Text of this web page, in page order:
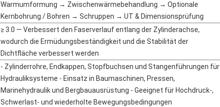
Warmumformung → Zwischenwärmebehandlung → Optionale
Kernbohrung / Bohren → Schruppen → UT & Dimensionsprüfung
≥ 3.0 — Verbessert den Faserverlauf entlang der Zylinderachse,
wodurch die Ermüdungsbeständigkeit und die Stabilität der
Dichtfläche verbessert werden
- Zylinderrohre, Endkappen, Stopfbuchsen und Stangenführungen für
Hydrauliksysteme - Einsatz in Baumaschinen, Pressen,
Marinehydraulik und Bergbauausrüstung - Geeignet für Hochdruck-,
Schwerlast- und wiederholte Bewegungsbedingungen